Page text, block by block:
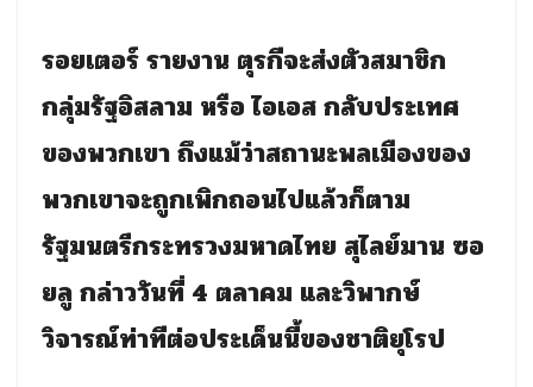
รอยเตอร์ รายงาน ตุรกีจะส่งตัวสมาชิก
กลุ่มรัฐอิสลาม หรือ ไอเอส กลับประเทศ
ของพวกเขา ถึงแม้ว่าสถานะพลเมืองของ
พวกเขาจะถูกเพิกถอนไปแล้วก็ตาม
รัฐมนตรีกระทรวงมหาดไทย สุไลย์มาน ซอ
ยลู กล่าววันที่ 4 ตลาคม และวิพากษ์
วิจารณ์ท่าทีต่อประเด็นนี้ของชาติยุโรป